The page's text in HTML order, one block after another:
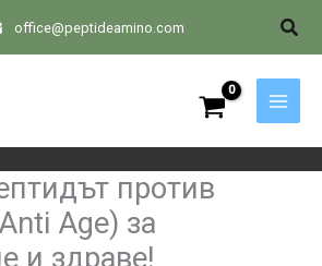
office@peptideamino.com
против
Age) за
и здраве!